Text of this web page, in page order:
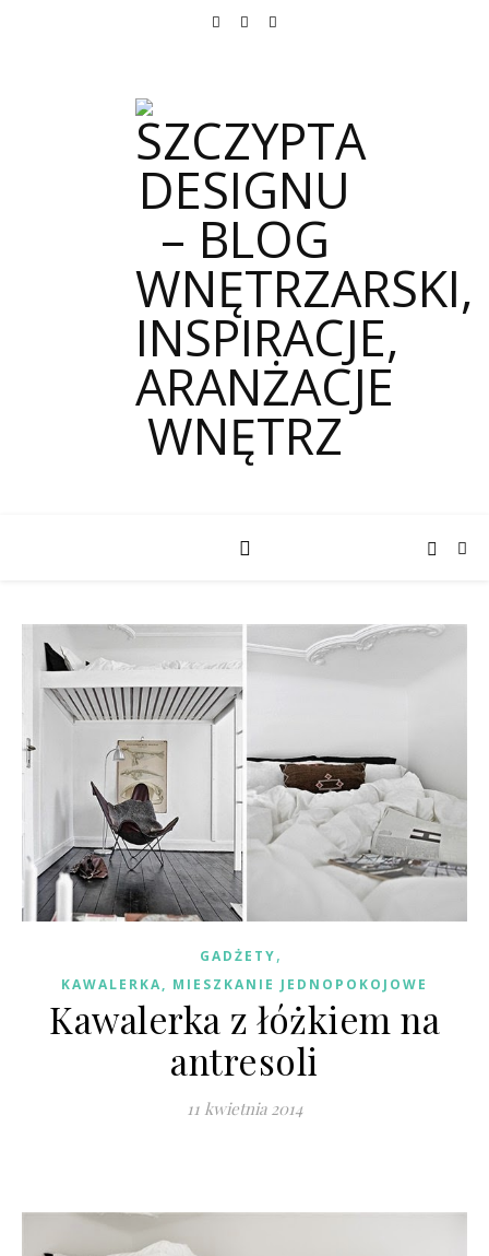
GADŻETY,
KAWALERKA, MIESZKANIE JEDNOPOKOJOWE
Kawalerka z łóżkiem na
antresoli
11 kwietnia 2014